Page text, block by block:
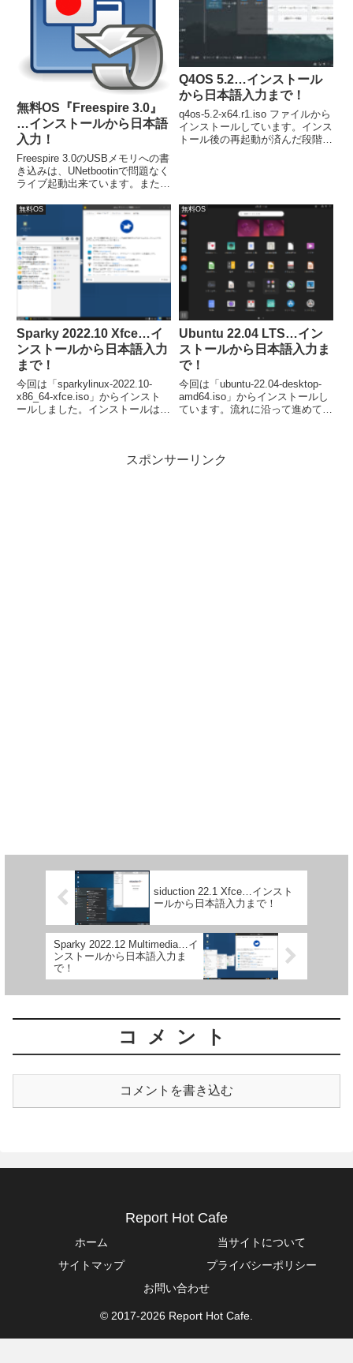
無料OS『Freespire 3.0』
…インストールから日本語
入力！
Freespire 3.0のUSBメモリへの書
き込みは、UNetbootinで問題なく
ライブ起動出来ています。また、
れに乗って進めれば、簡単に終
了。注意点としては、インストー
ル後の再起動では、日本語化は完
了しません。
Q4OS 5.2…インストール
から日本語入力まで！
q4os-5.2-x64.r1.iso ファイルから
インストールしています。インス
トール後の再起動が済んだ段階
無料OS
Sparky 2022.10 Xfce…イ
ンストールから日本語入力
まで！
今回は「sparkylinux-2022.10-
x86_64-xfce.iso」からインスト
ールしました。インストールは特
無料OS
Ubuntu 22.04 LTS…イン
ストールから日本語入力ま
で！
今回は「ubuntu-22.04-desktop-
amd64.iso」からインストールし
ています。流れに沿って進めて行
スポンサーリンク
siduction 22.1 Xfce…インスト
ールから日本語入力まで！
Sparky 2022.12 Multimedia…イ
ンストールから日本語入力ま
で！
コメント
コメントを書き込む
Report Hot Cafe
ホーム
当サイトについて
サイトマップ
プライバシーポリシー
お問い合わせ
© 2017-2026 Report Hot Cafe.